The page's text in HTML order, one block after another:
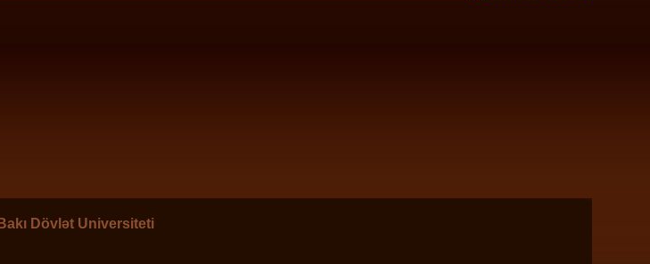
Bakı Dövlət Universiteti